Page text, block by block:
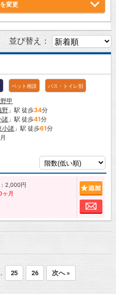
変更
並び替え：
ペット相談 バス・トイレ別
甲
野 」駅 徒歩34分
諸 」駅 徒歩41分
小諸 」駅 徒歩61分
2,000円
月
お
25 26 次へ »